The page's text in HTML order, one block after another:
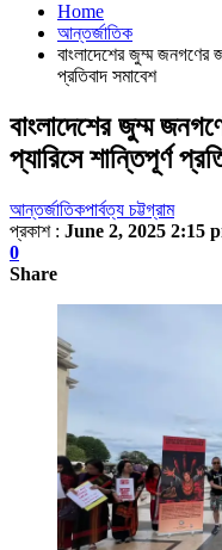
Home
আন্তর্জাতিক
বাংলাদেশের জুম্ম জনগণের
প্রতিবাদ সমাবেশ
বাংলাদেশের জুম্ম
প্যারিসে শান্তিপূর্ণ
আন্তর্জাতিকপার্বত্য চট্টগ্রাম
প্রকাশ : June 2, 2025 2:15
0
Share